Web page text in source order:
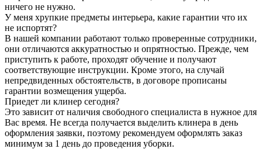
ничего не нужно.
У меня хрупкие предметы интерьера, какие гарантии что их
не испортят?
В нашей компании работают только проверенные сотрудники,
они отличаются аккуратностью и опрятностью. Прежде, чем
приступить к работе, проходят обучение и получают
соответствующие инструкции. Кроме этого, на случай
непредвиденных обстоятельств, в договоре прописаны
гарантии возмещения ущерба.
Приедет ли клинер сегодня?
Это зависит от наличия свободного специалиста в нужное для
Вас время. Не всегда получается выделить клинера в день
оформления заявки, поэтому рекомендуем оформлять заказ
минимум за 1 день до проведения уборки.